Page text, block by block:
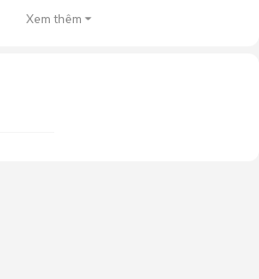
Xem thêm